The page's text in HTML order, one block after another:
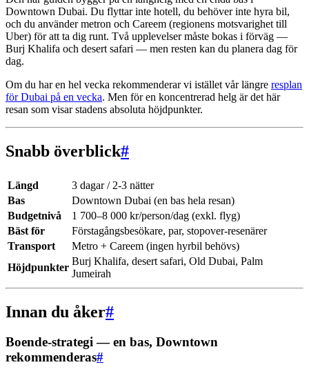
Downtown Dubai. Du flyttar inte hotell, du behöver inte hyra bil,
och du använder metron och Careem (regionens motsvarighet till
Uber) för att ta dig runt. Två upplevelser måste bokas i förväg —
Burj Khalifa och desert safari — men resten kan du planera dag för
dag.
Om du har en hel vecka rekommenderar vi istället vår längre resplan
för Dubai på en vecka. Men för en koncentrerad helg är det här
resan som visar stadens absoluta höjdpunkter.
Snabb överblick#
Längd
3 dagar / 2-3 nätter
Bas
Downtown Dubai (en bas hela resan)
Budgetnivå
1 700–8 000 kr/person/dag (exkl. flyg)
Bäst för
Förstagångsbesökare, par, stopover-resenärer
Transport
Metro + Careem (ingen hyrbil behövs)
Höjdpunkter
Burj Khalifa, desert safari, Old Dubai, Palm
Jumeirah
Innan du åker#
Boende-strategi — en bas, Downtown
rekommenderas#